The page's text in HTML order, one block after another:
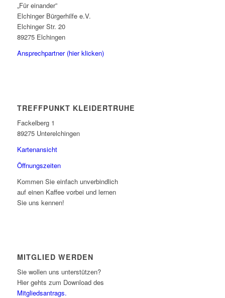
„Für einander”
Elchinger Bürgerhilfe e.V.
Elchinger Str. 20
89275 Elchingen
Ansprechpartner (hier klicken)
TREFFPUNKT KLEIDERTRUHE
Fackelberg 1
89275 Unterelchingen
Kartenansicht
Öffnungszeiten
Kommen Sie einfach unverbindlich
auf einen Kaffee vorbei und lernen
Sie uns kennen!
MITGLIED WERDEN
Sie wollen uns unterstützen?
Hier gehts zum Download des
Mitgliedsantrags.